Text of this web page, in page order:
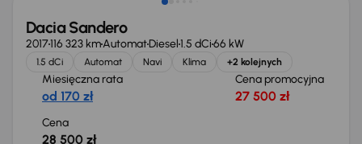
Dacia Sandero
2017116 323 kmAutomatDiesel1.5 dCi66 kW
1.5 dCi Automat Navi Klima +2 kolejnych
Miesięczna rata
od 170 zł
Cena promocyjna
27 500 zł
Cena
28 500 zł